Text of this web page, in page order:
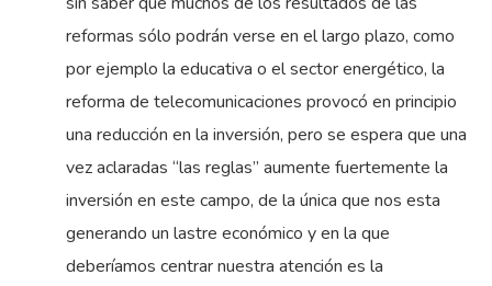
reformas sólo podrán verse en el largo plazo, como
por ejemplo la educativa o el sector energético, la
reforma de telecomunicaciones provocó en principio
una reducción en la inversión, pero se espera que una
vez aclaradas “las reglas” aumente fuertemente la
inversión en este campo, de la única que nos esta
generando un lastre económico y en la que
deberíamos centrar nuestra atención es la